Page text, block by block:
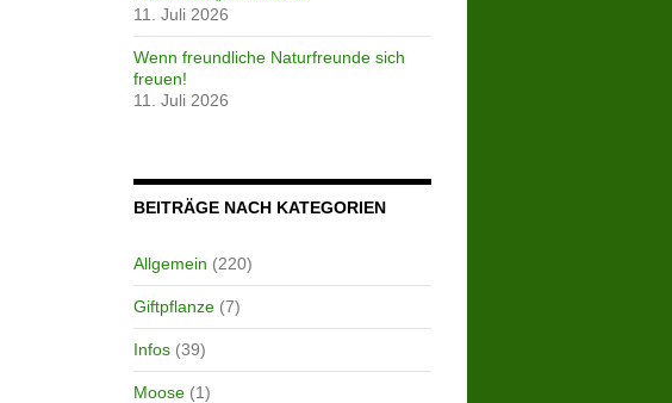
11. Juli 2026
Wenn freundliche Naturfreunde sich
freuen!
11. Juli 2026
BEITRÄGE NACH KATEGORIEN
Allgemein (220)
Giftpflanze(7)
Infos(39)
Moose(1)